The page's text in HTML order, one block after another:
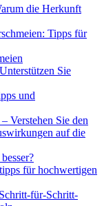
die Herkunft
Tipps für
Sie
und
Verstehen Sie den
auf die
für hochwertigen
für-Schritt-